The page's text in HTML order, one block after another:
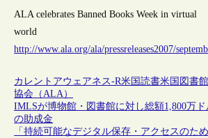
ALA celebrates Banned Books Week in virtual
world
http://www.ala.org/ala/pressreleases2007/
カレントアウェアネス-R米国読書米国図書館
協会（ALA）
IMLSが博物館・図書館に対し総額1,800万ド
の助成金
「持続可能なデジタル保存・アクセスのため